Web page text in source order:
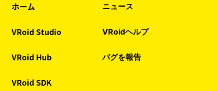
ホーム
VRoid Studio
VRoid Hub
VRoid SDK
ニュース
VRoidヘルプ
バグを報告